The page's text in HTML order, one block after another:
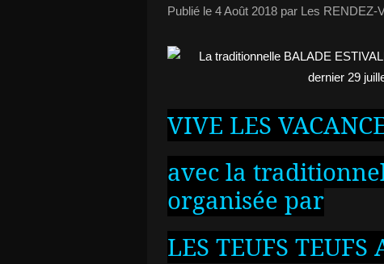
Publié le 4 Août 2018 par Les RENDEZ-
VIVE LES
avec la
organisée par
LES TEUFS TEUFS